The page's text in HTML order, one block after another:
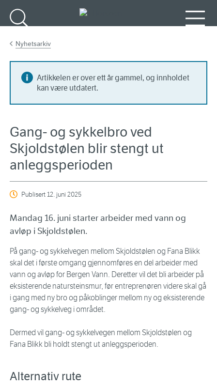
Nyhetsarkiv
Artikkelen er over ett år gammel, og innholdet
kan være utdatert.
Gang- og sykkelbro ved
Skjoldstølen blir stengt ut
anleggsperioden
Publisert12. juni 2025
Mandag 16. juni starter arbeider med vann og
avløp i Skjoldstølen.
På gang- og sykkelvegen mellom Skjoldstølen og Fana Blikk
skal det i første omgang gjennomføres en del arbeider med
vann og avløp for Bergen Vann. Deretter vil det bli arbeider på
eksisterende natursteinsmur, før entreprenøren videre skal gå
i gang med ny bro og påkoblinger mellom ny og eksisterende
gang- og sykkelveg i området.
Dermed vil gang- og sykkelvegen mellom Skjoldstølen og
Fana Blikk bli holdt stengt ut anleggsperioden.
Alternativ rute